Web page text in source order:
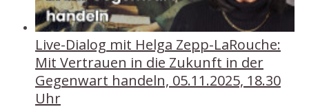
Live-Dialog mit Helga Zepp-LaRouche:
Mit Vertrauen in die Zukunft in der
Gegenwart handeln, 05.11.2025, 18.30
Uhr